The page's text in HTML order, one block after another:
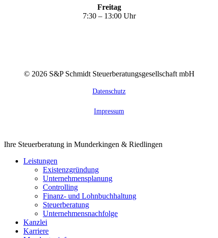
Freitag
7:30 – 13:00 Uhr
© 2026S&P Schmidt Steuerberatungsgesellschaft mbH
Datenschutz
Impressum
Close
Ihre Steuerberatung in Munderkingen & Riedlingen
Leistungen
Existenzgründung
Unternehmensplanung
Controlling
Finanz- und Lohnbuchhaltung
Steuerberatung
Unternehmensnachfolge
Kanzlei
Karriere